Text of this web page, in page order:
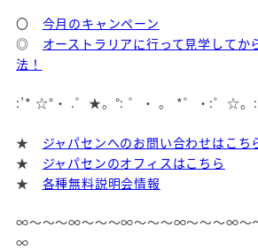
〇 今月のキャンペーン
◎
オーストラリアに行って見学してか
法！
:’* ☆°・ .゜★。°: ゜・ 。 *゜・:゜☆。
★ ジャパセンへのお問い合わせはこち
★ ジャパセンのオフィスはこちら
★ 各種無料説明会情報
∞～～～∞～～～∞～～～∞～～～∞～
∞